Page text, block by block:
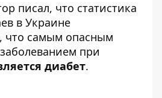
писал, что статистика
в Украине
что самым опасным
при
диабет.